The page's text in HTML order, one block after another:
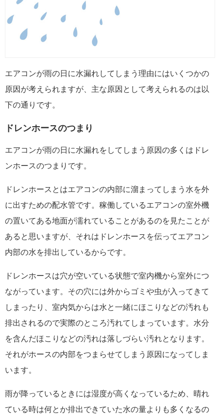
エアコンが雨の日に水漏れしてしまう理由にはいくつかの
原因が考えられますが、主な原因として考えられるのは以
下の通りです。
ドレンホースのつまり
エアコンが雨の日に水漏れをしてしまう原因の多くはドレ
ンホースのつまりです。
ドレンホースとはエアコンの内部に溜まってしまう水を外
に出すための配水管です。稼働しているエアコンの室外機
の置いてある地面が濡れていることがあるのを見たことが
あると思いますが、それはドレンホースを伝ってエアコン
内部の水を排出しているからです。
ドレンホースは穴が空いている状態で室内機から室外につ
ながっています。その穴には外からゴミや虫が入ってきて
しまったり、室内気からは水と一緒にほこりなどの汚れも
排出されるので実際のところ汚れてしまっています。水分
を含んだほこりなどの汚れは落しづらい汚れとなります。
それがホースの内部をつまらせてしまう原因になってしま
います。
雨が降っているときには湿度が高くなっているため、晴れ
ている時は何とか排出できていた水の量よりも多くなるの